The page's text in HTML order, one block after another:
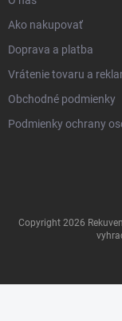
Ako nakupovať
Doprava a platba
Vrátenie tovaru a
Obchodné podmienky
Podmienky ochrany
Copyright 2026